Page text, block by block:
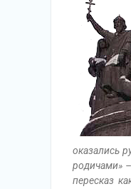
оказались
родичами»
пересказ